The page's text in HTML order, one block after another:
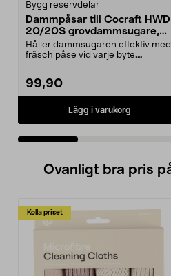
Bygg reservdelar
Dammpåsar till Cocraft HWD
20/20S grovdammsugare,
5-pack
Håller dammsugaren effektiv med
fräsch påse vid varje byte.
99,90
Lägg i varukorg
Ovanligt bra pris
Kolla priset